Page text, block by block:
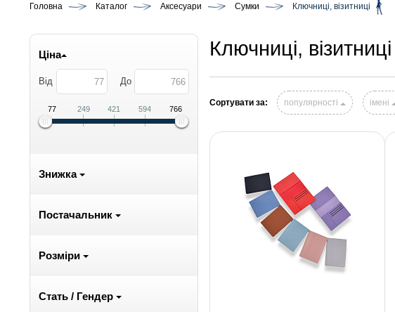
Головна Каталог Аксесуари Сумки Ключниці, візитниці
Ціна
Від До
77 249 421 594 766
Знижка
Постачальник
Розміри
Стать / Гендер
Ключниці,
Сортувати за: популярності імені